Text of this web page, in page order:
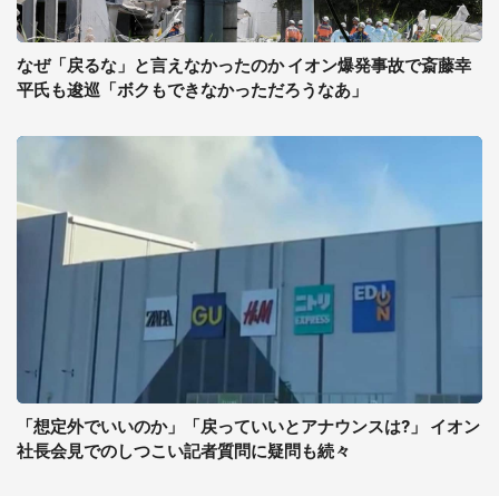
なぜ「戻るな」と言えなかったのか イオン爆発事故で斎藤幸
平氏も逡巡「ボクもできなかっただろうなあ」
「想定外でいいのか」「戻っていいとアナウンスは?」 イオン
社長会見でのしつこい記者質問に疑問も続々